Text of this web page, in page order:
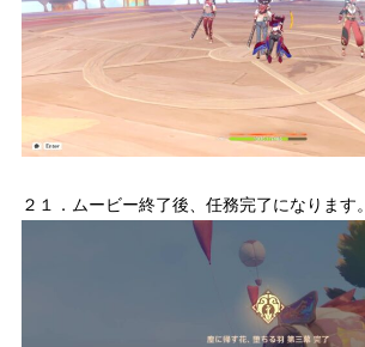
２１．ムービー終了後、任務完了になります。